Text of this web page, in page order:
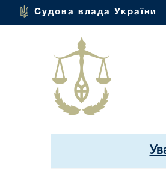
Судова влада України